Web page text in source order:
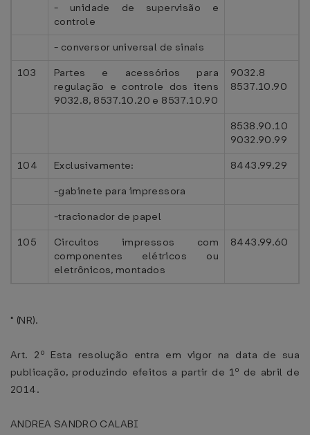
- unidade de supervisão e
controle
- conversor universal de sinais
103
Partes e acessórios para
regulação e controle dos itens
9032.8, 8537.10.20 e 8537.10.90
9032.8
8537.10.90
8538.90.10
9032.90.99
104
Exclusivamente:
8443.99.29
-gabinete para impressora
-tracionador de papel
105
Circuitos impressos com
componentes elétricos ou
eletrônicos, montados
8443.99.60
" (NR).
Art. 2º Esta resolução entra em vigor na data de sua
publicação, produzindo efeitos a partir de 1º de abril de
2014.
ANDREA SANDRO CALABI